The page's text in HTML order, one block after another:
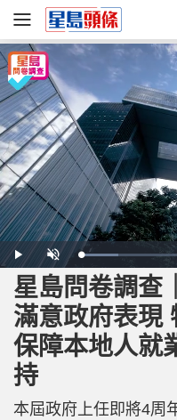
P
l
a
y
U
n
m
u
t
e
L
o
a
d
e
d
:
1
9
.
1
1
星島問卷調查
滿意政府表現
保障本地人就
持
本屆政府上任即將4周